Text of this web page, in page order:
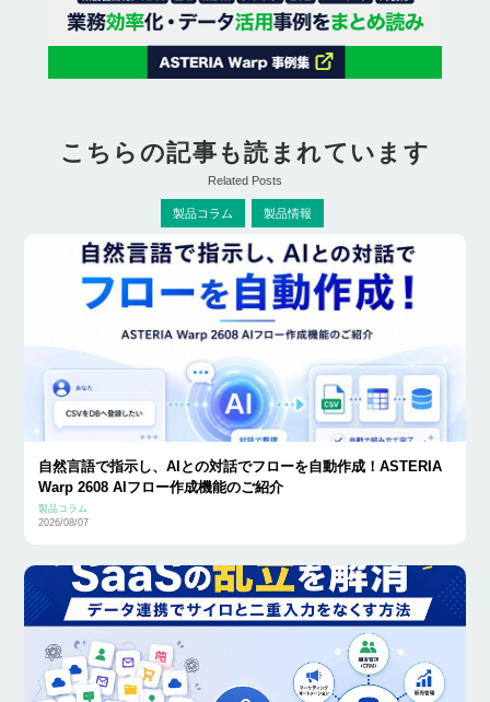
こちらの記事も読まれています
Related Posts
製品コラム 製品情報
自然言語で指示し、AIとの対話でフローを自動作成！ASTERIA
Warp 2608 AIフロー作成機能のご紹介
製品コラム
2026/08/07